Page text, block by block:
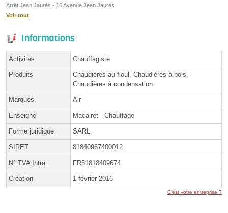
Arrêt Jean Jaurès - 16 Avenue Jean Jaurès
Voir tout
Informations
Activités Chauffagiste
Produits
Chaudières au fioul, Chaudières à bois,
Chaudières à condensation
Marques Air
Enseigne Macairet - Chauffage
Forme juridique SARL
SIRET 81840967400012
N° TVA Intra. FR51818409674
Création 1 février 2016
C'est votre entreprise ?